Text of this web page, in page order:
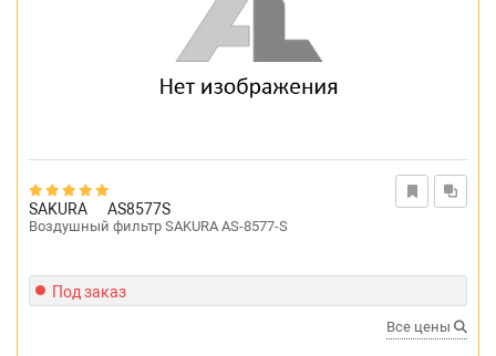
SAKURA AS8577S
Воздушный фильтр SAKURA AS-8577-S
Под заказ
Все цены